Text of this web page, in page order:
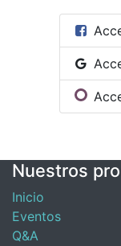
Nuestros
Inicio
Eventos
Q&A